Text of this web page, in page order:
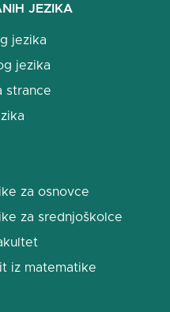
JEZIKA
jezika
jezika
strance
za osnovce
za srednjoškolce
iz matematike